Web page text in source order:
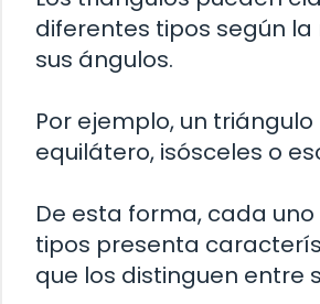
diferentes tipos según
sus ángulos.
Por ejemplo, un
equilátero, isósceles o
De esta forma, cada
tipos presenta
que los distinguen entre